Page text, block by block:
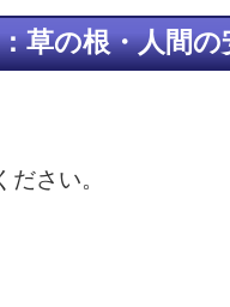
草の根・人間
さい。